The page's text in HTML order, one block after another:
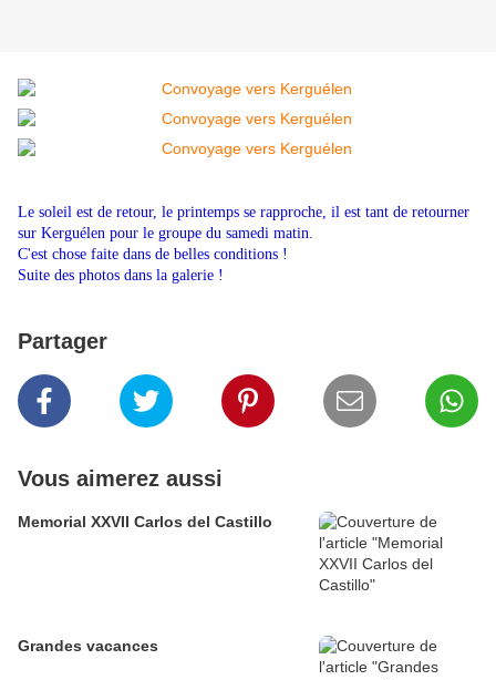
Le soleil est de retour, le printemps se rapproche, il est tant de retourner
sur Kerguélen pour le groupe du samedi matin.
C'est chose faite dans de belles conditions !
Suite des photos dans la galerie !
Partager
Vous aimerez aussi
Memorial XXVII Carlos del Castillo
Grandes vacances